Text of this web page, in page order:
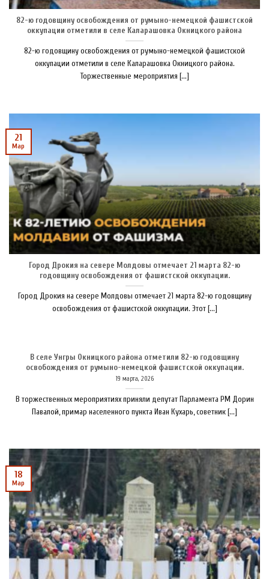
82-ю годовщину освобождения от румыно-немецкой фашистской
оккупации отметили в селе Каларашовка Окницкого района
82-ю годовщину освобождения от румыно-немецкой фашистской
оккупации отметили в селе Каларашовка Окницкого района.
Торжественные мероприятия [...]
Город Дрокия на севере Молдовы отмечает 21 марта 82-ю
годовщину освобождения от фашистской оккупации.
Город Дрокия на севере Молдовы отмечает 21 марта 82-ю годовщину
освобождения от фашистской оккупации. Этот [...]
21
Мар
В селе Унгры Окницкого района отметили 82-ю годовщину
освобождения от румыно-немецкой фашистской оккупации.
19 марта, 2026
В торжественных мероприятиях приняли депутат Парламента РМ Дорин
Павалой, примар населенного пункта Иван Кухарь, советник [...]
18
Мар